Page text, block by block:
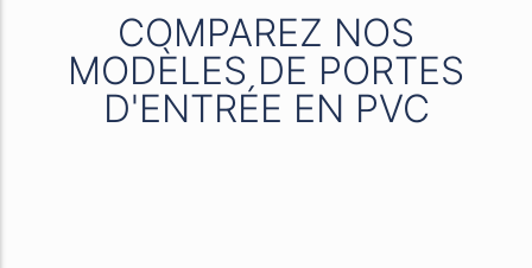
COMPAREZ NOS
MODÈLES DE PORTES
D'ENTRÉE EN PVC